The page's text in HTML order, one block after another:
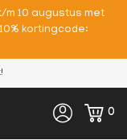
m 10 augustus met
kortingcode:
0